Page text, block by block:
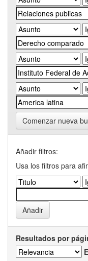
Comenzar nueva
Añadir filtros:
Usa los filtros para
Resultados por